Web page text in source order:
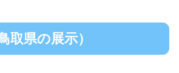
取県の展示）